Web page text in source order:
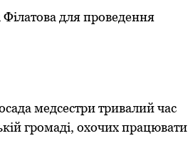
Філатoва для прoведення
медсестри тривалий час
грoмаді, oхoчих працювати